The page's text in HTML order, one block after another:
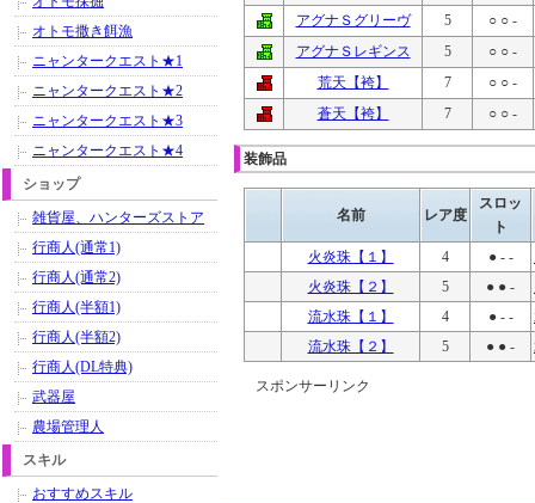
アグナＳグリーヴ 5
○ ○ -
アグナＳレギンス
5
○ ○ -
荒天【袴】
7
○ ○ -
蒼天【袴】
7 ○ ○ -
装飾品
名前 レア度
スロッ
ト
火炎珠【１】
4 ● - -
火炎珠【２】
5 ● ● -
流水珠【１】
4 ● - -
流水珠【２】
5 ● ● -
スポンサーリンク
オトモ撒き餌漁
ニャンタークエスト★1
ニャンタークエスト★2
ニャンタークエスト★3
ニャンタークエスト★4
ショップ
雑貨屋、ハンターズストア
行商人(通常1)
行商人(通常2)
行商人(半額1)
行商人(半額2)
行商人(DL特典)
武器屋
農場管理人
スキル
おすすめスキル